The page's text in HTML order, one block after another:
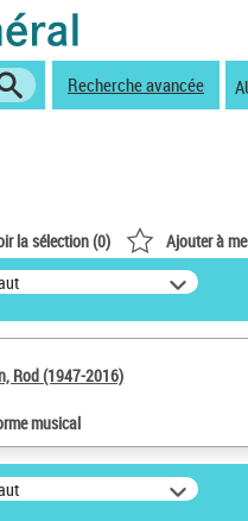
Recherche avancée
la sélection (0) Ajouter à
Rod (1947-2016)
musical